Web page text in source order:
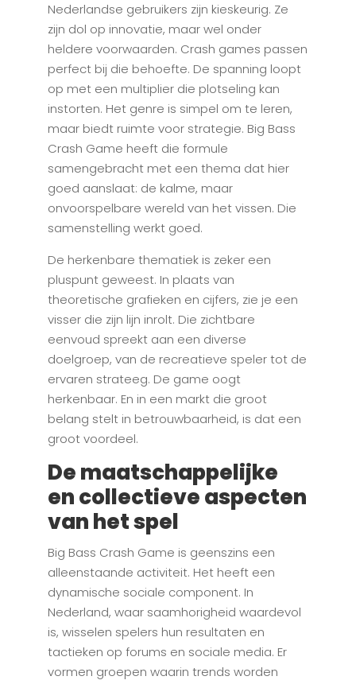
Nederlandse gebruikers zijn kieskeurig. Ze
zijn dol op innovatie, maar wel onder
heldere voorwaarden. Crash games passen
perfect bij die behoefte. De spanning loopt
op met een multiplier die plotseling kan
instorten. Het genre is simpel om te leren,
maar biedt ruimte voor strategie. Big Bass
Crash Game heeft die formule
samengebracht met een thema dat hier
goed aanslaat: de kalme, maar
onvoorspelbare wereld van het vissen. Die
samenstelling werkt goed.
De herkenbare thematiek is zeker een
pluspunt geweest. In plaats van
theoretische grafieken en cijfers, zie je een
visser die zijn lijn inrolt. Die zichtbare
eenvoud spreekt aan een diverse
doelgroep, van de recreatieve speler tot de
ervaren strateeg. De game oogt
herkenbaar. En in een markt die groot
belang stelt in betrouwbaarheid, is dat een
groot voordeel.
De maatschappelijke
en collectieve aspecten
van het spel
Big Bass Crash Game is geenszins een
alleenstaande activiteit. Het heeft een
dynamische sociale component. In
Nederland, waar saamhorigheid waardevol
is, wisselen spelers hun resultaten en
tactieken op forums en sociale media. Er
vormen groepen waarin trends worden